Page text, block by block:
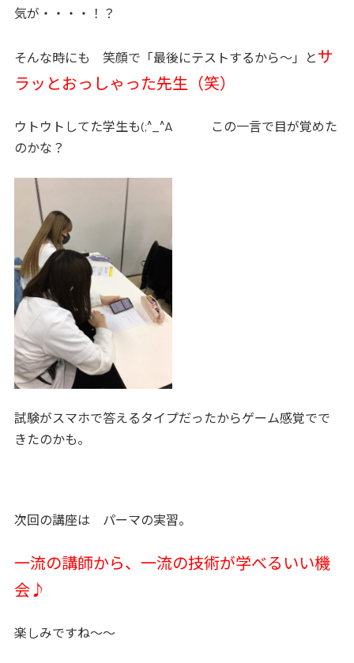
気が・・・・！？
そんな時にも 笑顔で「最後にテストするから～」と サ
ラッとおっしゃった先生（笑）
ウトウトしてた学生も(;^_^A この一言で目が覚めた
のかな？
試験がスマホで答えるタイプだったからゲーム感覚でで
きたのかも。
次回の講座は パーマの実習。
一流の講師から、一流の技術が学べるいい機
会♪
楽しみですね～～